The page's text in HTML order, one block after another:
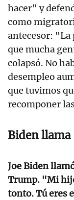
hacer" y
como
antecesor: "La
que mucha
colapsó. No
desempleo
que tuvimos
recomponer
Biden
Joe Biden
Trump. "Mi
tonto. Tú eres